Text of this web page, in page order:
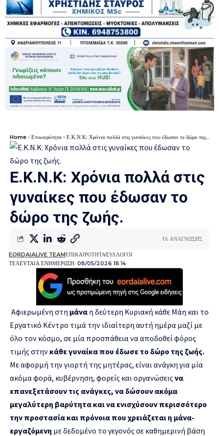
Home - Επικαιρότητα - Ε.Κ.Ν.Κ: Χρόνια πολλά στις γυναίκες που έδωσαν το δώρο της ζωής.
Ε.Κ.Ν.Κ: Χρόνια πολλά στις
γυναίκες που έδωσαν το
δώρο της ζωής.
ΤΕΛΕΥΤΑΙΑ ΕΝΗΜΕΡΩΣΗ: 08/05/2026 18:14
EORDAIALIVE TEAMΕΠΙΚΑΙΡΟΤΗΤΑΣΥΛΛΟΓΟΙ
1Λ ΑΝΑΓΝΩΣΗΣ
Αφιερωμένη στη μάνα η δεύτερη Κυριακή κάθε Μάη και το
Εργατικό Κέντρο τιμά την ιδιαίτερη αυτή ημέρα μαζί με
όλο τον κόσμο, σε μία προσπάθεια να αποδοθεί φόρος
τιμής στηνκάθε γυναίκα που έδωσε το δώρο της ζωής.
Με αφορμή την γιορτή της μητέρας, είναι ανάγκη για μία
ακόμα φορά, κυβέρνηση, φορείς και οργανώσειςνα
επανεξετάσουν τις ανάγκες, να δώσουν ακόμα
μεγαλύτερη βαρύτητα και να ενισχύσουν περισσότερο
την προστασία και πρόνοια που χρειάζεται η μάνα-
εργαζόμενη με δεδομένο το γεγονός σε καθημερινή βάση